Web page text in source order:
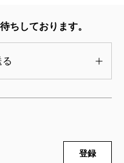
ちしております。
登録